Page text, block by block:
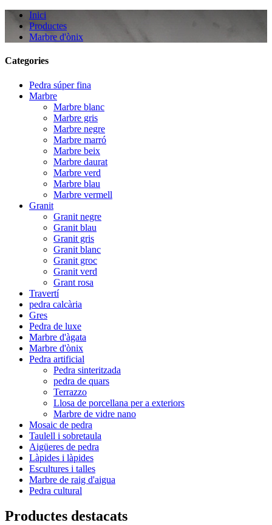
Inici
Productes
Marbre d'ònix
Categories
Pedra súper fina
Marbre
Marbre blanc
Marbre gris
Marbre negre
Marbre marró
Marbre beix
Marbre daurat
Marbre verd
Marbre blau
Marbre vermell
Granit
Granit negre
Granit blau
Granit gris
Granit blanc
Granit groc
Granit verd
Grant rosa
Travertí
pedra calcària
Gres
Pedra de luxe
Marbre d'àgata
Marbre d'ònix
Pedra artificial
Pedra sinteritzada
pedra de quars
Terrazzo
Llosa de porcellana per a exteriors
Marbre de vidre nano
Mosaic de pedra
Taulell i sobretaula
Aigüeres de pedra
Làpides i làpides
Escultures i talles
Marbre de raig d'aigua
Pedra cultural
Productes destacats